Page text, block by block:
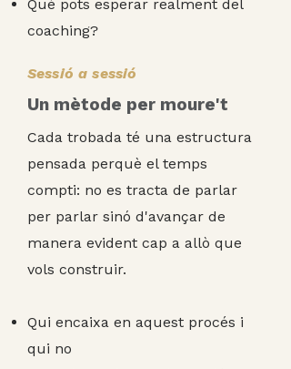
Què pots esperar realment del
coaching?
Sessió a sessió
Un mètode per moure't
Cada trobada té una estructura
pensada perquè el temps
compti: no es tracta de parlar
per parlar sinó d'avançar de
manera evident cap a allò que
vols construir.
​Qui encaixa en aquest procés i
qui no